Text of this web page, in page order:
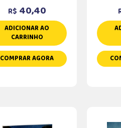
R$ 40,40
ADICIONAR AO
CARRINHO
COMPRAR AGORA